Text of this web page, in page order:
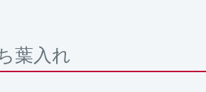
葉入れ